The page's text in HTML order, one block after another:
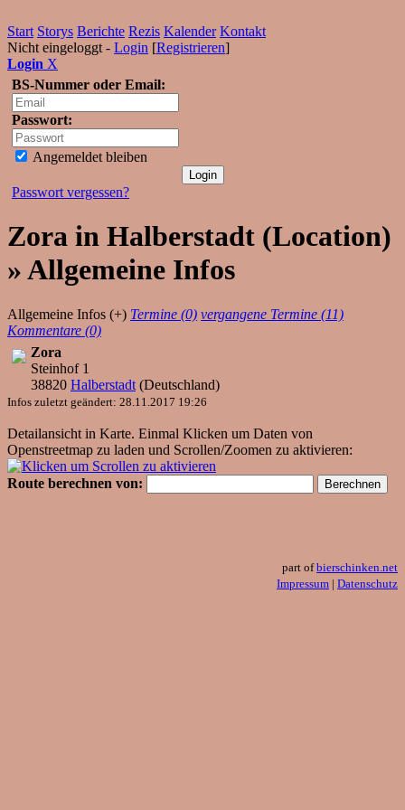
Start Storys Berichte Rezis Kalender Kontakt
Nicht eingeloggt - Login [Registrieren]
Login X
BS-Nummer oder Email:
Passwort:
Angemeldet bleiben
Passwort vergessen?
Zora in Halberstadt (Location)
» Allgemeine Infos
Allgemeine Infos (+) Termine (0) vergangene Termine (11)
Kommentare (0)
Zora
Steinhof 1
38820 Halberstadt (Deutschland)
Infos zuletzt geändert: 28.11.2017 19:26
Detailansicht in Karte. Einmal Klicken um Daten von
Openstreetmap zu laden und Scrollen/Zoomen zu aktivieren:
Route berechnen von:
part ofbierschinken.net
Impressum | Datenschutz